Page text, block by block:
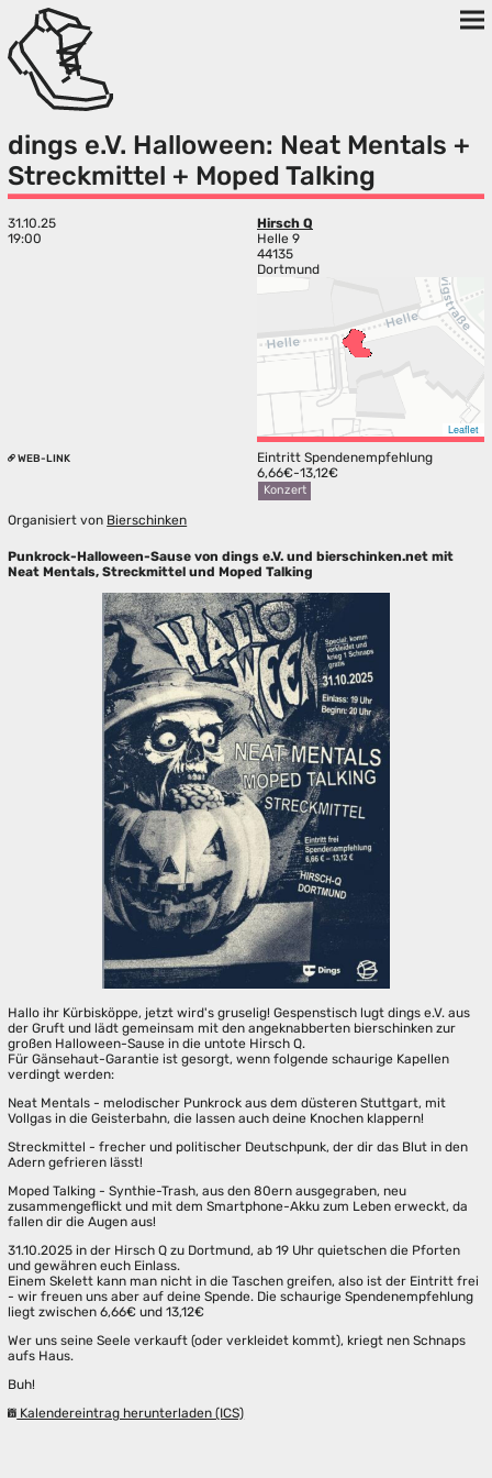
dings e.V. Halloween: Neat Mentals +
Streckmittel + Moped Talking
31.10.25
19:00
Hirsch Q
Helle 9
44135
Dortmund
Leaflet
WEB-LINK
Eintritt Spendenempfehlung
6,66€-13,12€
Konzert
Organisiert von Bierschinken
Punkrock-Halloween-Sause von dings e.V. und bierschinken.net mit
Neat Mentals, Streckmittel und Moped Talking
Hallo ihr Kürbisköppe, jetzt wird's gruselig! Gespenstisch lugt dings e.V. aus
der Gruft und lädt gemeinsam mit den angeknabberten bierschinken zur
großen Halloween-Sause in die untote Hirsch Q.
Für Gänsehaut-Garantie ist gesorgt, wenn folgende schaurige Kapellen
verdingt werden:
Neat Mentals - melodischer Punkrock aus dem düsteren Stuttgart, mit
Vollgas in die Geisterbahn, die lassen auch deine Knochen klappern!
Streckmittel - frecher und politischer Deutschpunk, der dir das Blut in den
Adern gefrieren lässt!
Moped Talking - Synthie-Trash, aus den 80ern ausgegraben, neu
zusammengeflickt und mit dem Smartphone-Akku zum Leben erweckt, da
fallen dir die Augen aus!
31.10.2025 in der Hirsch Q zu Dortmund, ab 19 Uhr quietschen die Pforten
und gewähren euch Einlass.
Einem Skelett kann man nicht in die Taschen greifen, also ist der Eintritt frei
- wir freuen uns aber auf deine Spende. Die schaurige Spendenempfehlung
liegt zwischen 6,66€ und 13,12€
Wer uns seine Seele verkauft (oder verkleidet kommt), kriegt nen Schnaps
aufs Haus.
Buh!
Kalendereintrag herunterladen (ICS)